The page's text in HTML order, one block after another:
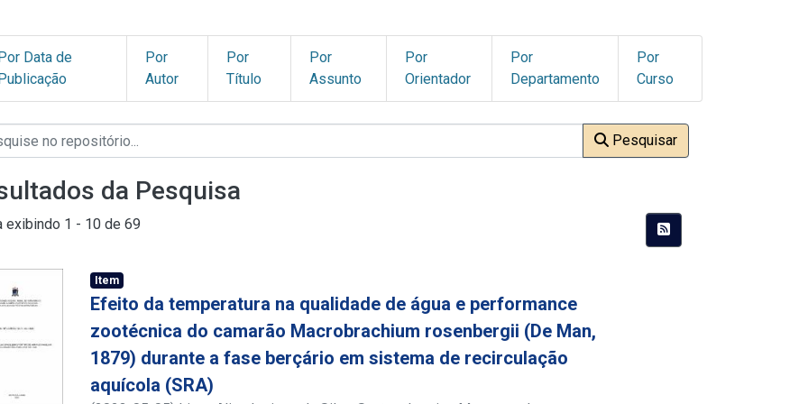
Data de
Por
Autor
Por
Título
Por
Assunto
Por
Orientador
Por
Departamento
Por
Curso
Pesquisar
da Pesquisa
exibindo 1 - 10 de 69
Item
Efeito da temperatura na qualidade de água e performance
zootécnica do camarão Macrobrachium rosenbergii (De Man,
1879) durante a fase berçário em sistema de recirculação
aquícola (SRA)